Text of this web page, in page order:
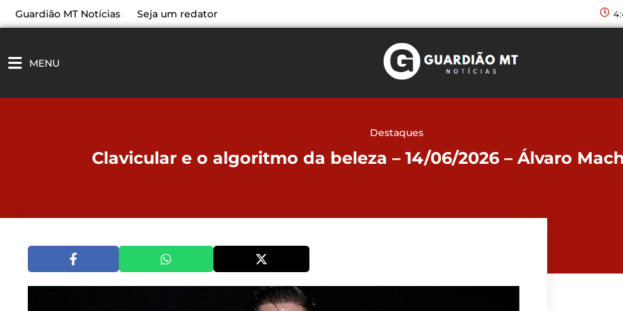
paraGuardião MT Notícias Seja um redator
MENU
Destaques
Clavicular e o algoritmo da beleza – 14/06/2026 – Álvaro